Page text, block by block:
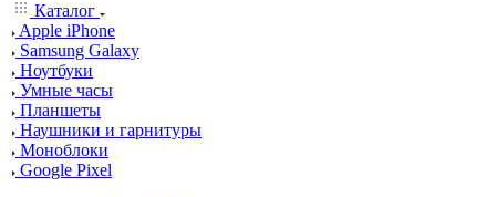
Каталог
Apple iPhone
Samsung Galaxy
Ноутбуки
Умные часы
Планшеты
Наушники и гарнитуры
Моноблоки
Google Pixel